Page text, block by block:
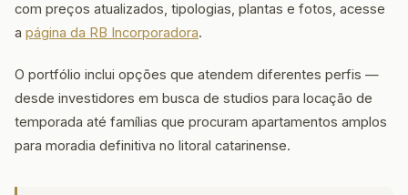
com preços atualizados, tipologias, plantas e fotos, acesse
a página da RB Incorporadora.
O portfólio inclui opções que atendem diferentes perfis —
desde investidores em busca de studios para locação de
temporada até famílias que procuram apartamentos amplos
para moradia definitiva no litoral catarinense.